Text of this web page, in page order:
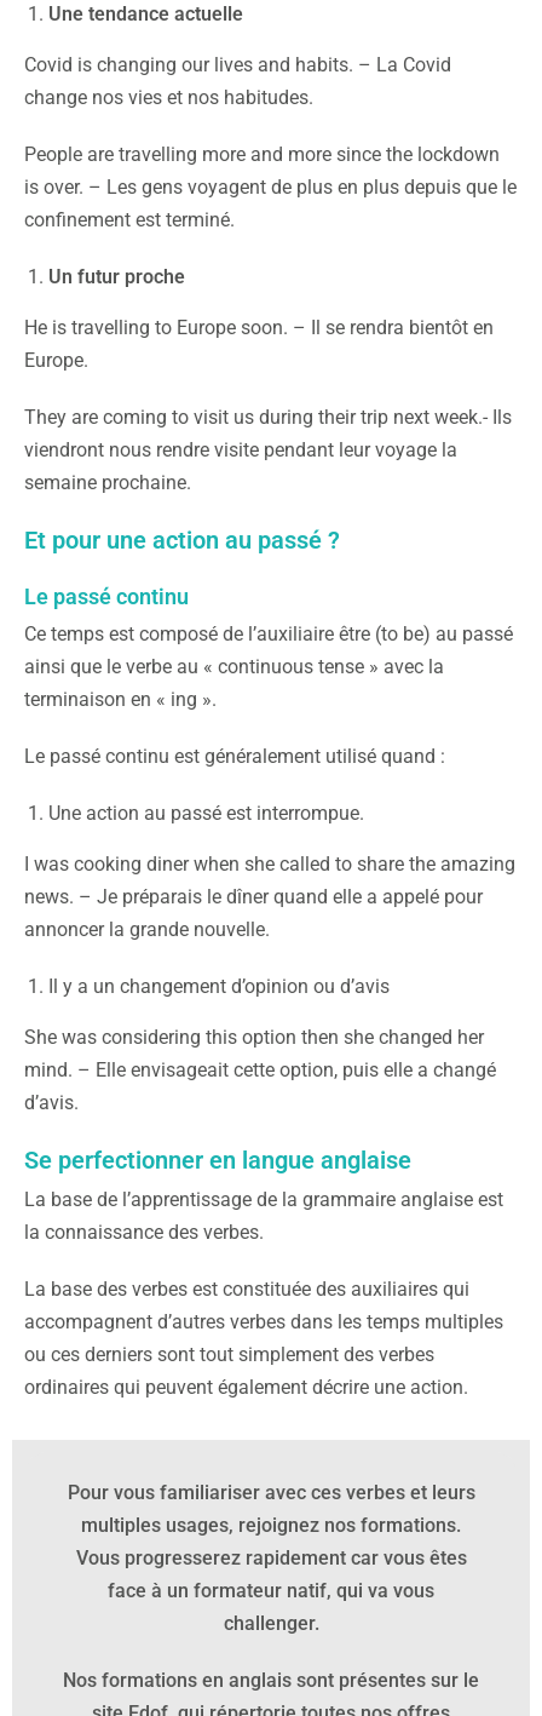
Une tendance actuelle
Covid is changing our lives and habits. – La Covid
change nos vies et nos habitudes.
People are travelling more and more since the lockdown
is over. – Les gens voyagent de plus en plus depuis que le
confinement est terminé.
Un futur proche
He is travelling to Europe soon. – Il se rendra bientôt en
Europe.
They are coming to visit us during their trip next week.- Ils
viendront nous rendre visite pendant leur voyage la
semaine prochaine.
Et pour une action au passé ?
Le passé continu
Ce temps est composé de l’auxiliaire être (to be) au passé
ainsi que le verbe au « continuous tense » avec la
terminaison en « ing ».
Le passé continu est généralement utilisé quand :
Une action au passé est interrompue.
I was cooking diner when she called to share the amazing
news. – Je préparais le dîner quand elle a appelé pour
annoncer la grande nouvelle.
Il y a un changement d’opinion ou d’avis
She was considering this option then she changed her
mind. – Elle envisageait cette option, puis elle a changé
d’avis.
Se perfectionner en langue anglaise
La base de l’apprentissage de la grammaire anglaise est
la connaissance des verbes.
La base des verbes est constituée des auxiliaires qui
accompagnent d’autres verbes dans les temps multiples
ou ces derniers sont tout simplement des verbes
ordinaires qui peuvent également décrire une action.
Pour vous familiariser avec ces verbes et leurs
multiples usages, rejoignez nos formations.
Vous progresserez rapidement car vous êtes
face à un formateur natif, qui va vous
challenger.
Nos formations en anglais sont présentes sur le